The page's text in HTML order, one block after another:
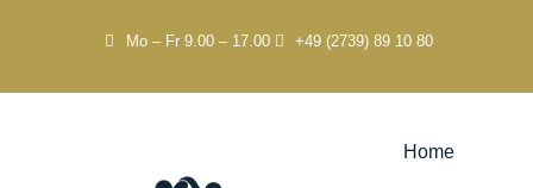
Mo – Fr 9.00 – 17.00 +49 (2739) 89 10 80
Home